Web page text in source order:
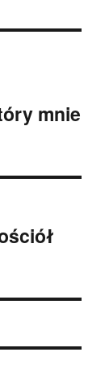
mnie